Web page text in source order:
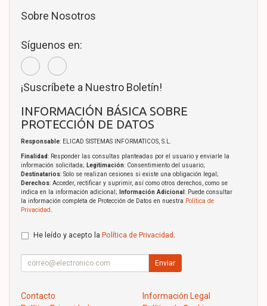
Sobre Nosotros
Síguenos en:
¡Suscríbete a Nuestro Boletín!
INFORMACIÓN BÁSICA SOBRE
PROTECCIÓN DE DATOS
Responsable: ELICAD SISTEMAS INFORMATICOS, S.L.
Finalidad: Responder las consultas planteadas por el usuario y enviarle la
información solicitada; Legitimación: Consentimiento del usuario;
Destinatarios: Solo se realizan cesiones si existe una obligación legal;
Derechos: Acceder, rectificar y suprimir, así como otros derechos, como se
indica en la información adicional;
Información Adicional : Puede consultar
la información completa de Protección de Datos en nuestra Política de
Privacidad
He leído y acepto la Política de Privacidad
Enviar
Contacto
Información Legal